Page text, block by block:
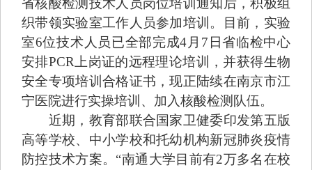
省核酸检测技术人员岗位培训通知后，积极组
织带领实验室工作人员参加培训。目前，实验
室6位技术人员已全部完成4月7日省临检中心
安排PCR上岗证的远程理论培训，并获得生物
安全专项培训合格证书，现正陆续在南京市江
宁医院进行实操培训、加入核酸检测队伍。
近期，教育部联合国家卫健委印发第五版
高等学校、中小学校和托幼机构新冠肺炎疫情
防控技术方案。“南通大学目前有2万多名在校